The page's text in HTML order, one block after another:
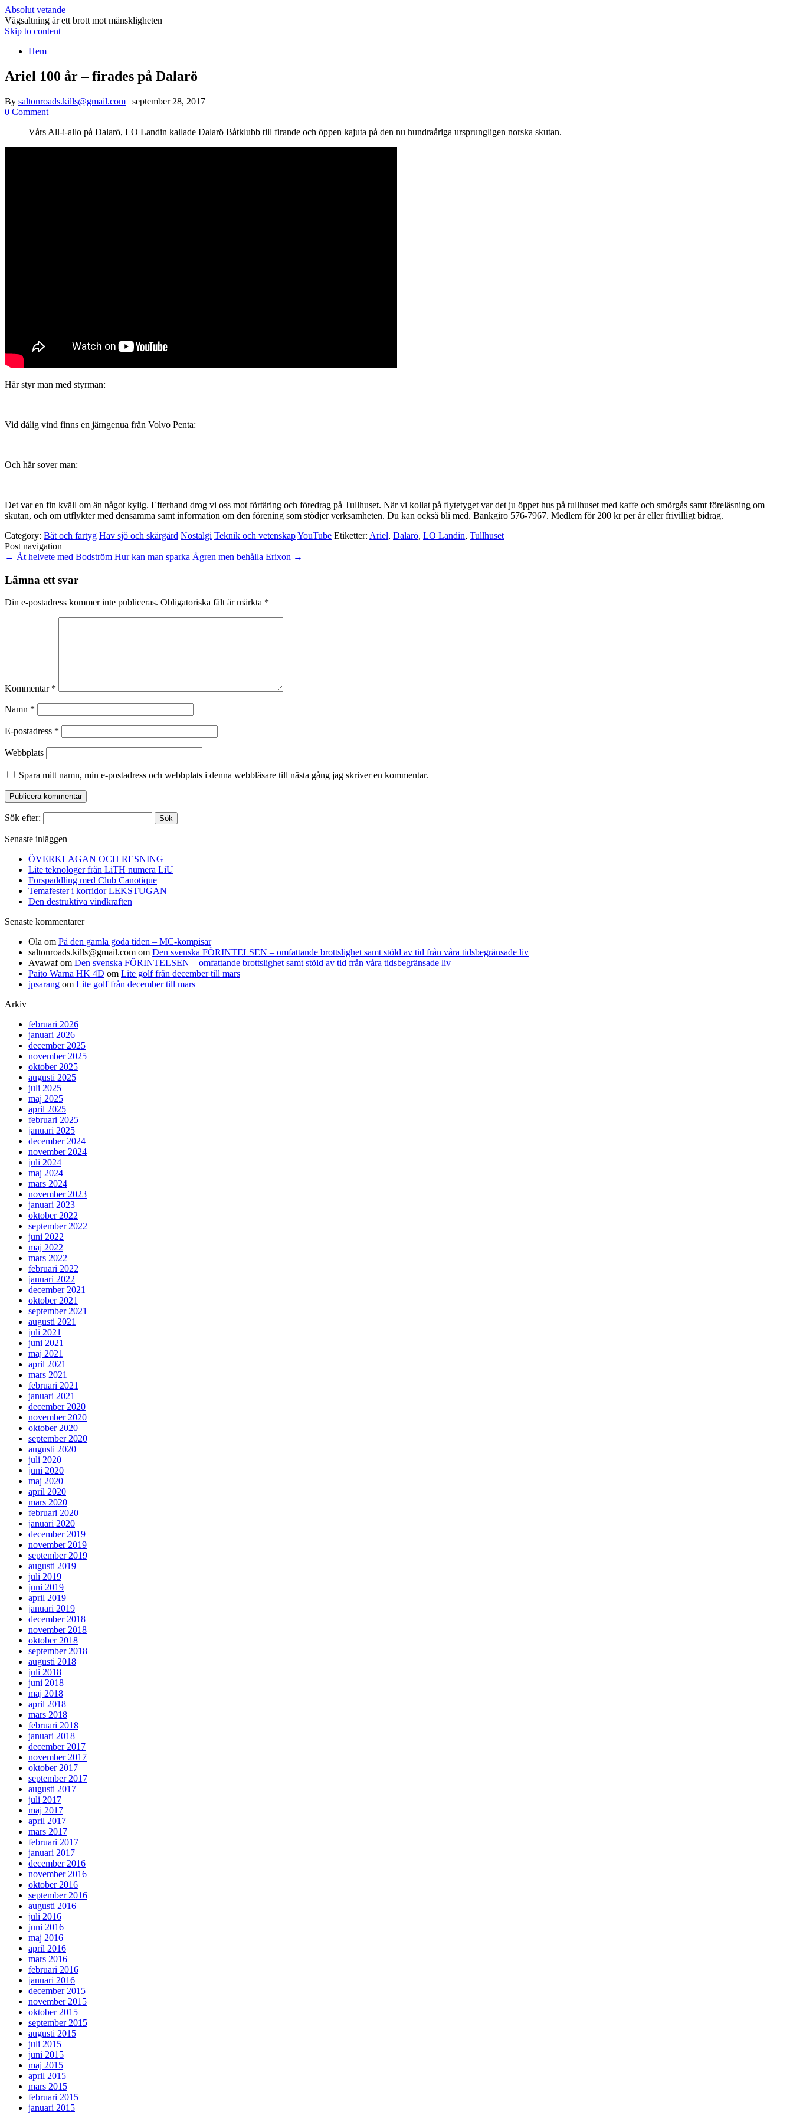
Absolut vetande
Vägsaltning är ett brott mot mänskligheten
Skip to content
Hem
Ariel 100 år – firades på Dalarö
By saltonroads.kills@gmail.com | september 28, 2017
0 Comment
Vårs All-i-allo på Dalarö, LO Landin kallade Dalarö Båtklubb till firande och öppen kajuta på den nu hundraåriga ursprungligen norska skutan.
Här styr man med styrman:
Vid dålig vind finns en järngenua från Volvo Penta:
Och här sover man:
Det var en fin kväll om än något kylig. Efterhand drog vi oss mot förtäring och föredrag på Tullhuset. När vi kollat på flytetyget var det ju öppet hus på tullhuset med kaffe och smörgås samt föreläsning om
skutan, och om utflykter med densamma samt information om den förening som stödjer verksamheten. Du kan också bli med. Bankgiro 576-7967. Medlem för 200 kr per år eller frivilligt bidrag.
Category: Båt och fartyg Hav sjö och skärgård Nostalgi Teknik och vetenskapYouTube Etiketter: Ariel, Dalarö, LO Landin, Tullhuset
Post navigation
← Åt helvete med Bodström Hur kan man sparka Ågren men behålla Erixon →
Lämna ett svar
Din e-postadress kommer inte publiceras. Obligatoriska fält är märkta *
Kommentar *
Namn *
E-postadress *
Webbplats
Spara mitt namn, min e-postadress och webbplats i denna webbläsare till nästa gång jag skriver en kommentar.
Sök efter:
Senaste inläggen
ÖVERKLAGAN OCH RESNING
Lite teknologer från LiTH numera LiU
Forspaddling med Club Canotique
Temafester i korridor LEKSTUGAN
Den destruktiva vindkraften
Senaste kommentarer
Ola om På den gamla goda tiden – MC-kompisar
saltonroads.kills@gmail.com om Den svenska FÖRINTELSEN – omfattande brottslighet samt stöld av tid från våra tidsbegränsade liv
Avawafom Den svenska FÖRINTELSEN – omfattande brottslighet samt stöld av tid från våra tidsbegränsade liv
Paito Warna HK 4D om Lite golf från december till mars
jpsarang om Lite golf från december till mars
Arkiv
februari 2026
januari 2026
december 2025
november 2025
oktober 2025
augusti 2025
juli 2025
maj 2025
april 2025
februari 2025
januari 2025
december 2024
november 2024
juli 2024
maj 2024
mars 2024
november 2023
januari 2023
oktober 2022
september 2022
juni 2022
maj 2022
mars 2022
februari 2022
januari 2022
december 2021
oktober 2021
september 2021
augusti 2021
juli 2021
juni 2021
maj 2021
april 2021
mars 2021
februari 2021
januari 2021
december 2020
november 2020
oktober 2020
september 2020
augusti 2020
juli 2020
juni 2020
maj 2020
april 2020
mars 2020
februari 2020
januari 2020
december 2019
november 2019
september 2019
augusti 2019
juli 2019
juni 2019
april 2019
januari 2019
december 2018
november 2018
oktober 2018
september 2018
augusti 2018
juli 2018
juni 2018
maj 2018
april 2018
mars 2018
februari 2018
januari 2018
december 2017
november 2017
oktober 2017
september 2017
augusti 2017
juli 2017
maj 2017
april 2017
mars 2017
februari 2017
januari 2017
december 2016
november 2016
oktober 2016
september 2016
augusti 2016
juli 2016
juni 2016
maj 2016
april 2016
mars 2016
februari 2016
januari 2016
december 2015
november 2015
oktober 2015
september 2015
augusti 2015
juli 2015
juni 2015
maj 2015
april 2015
mars 2015
februari 2015
januari 2015